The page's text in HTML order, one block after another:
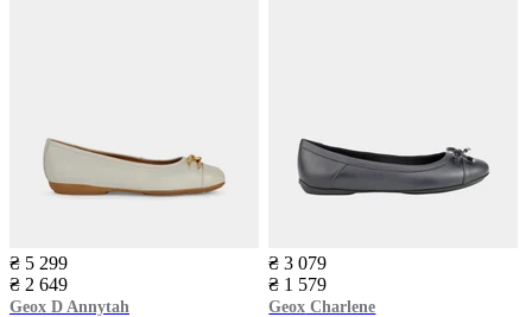
₴ 5 299
₴ 2 649
Geox D Annytah
₴ 3 079
₴ 1 579
Geox Charlene